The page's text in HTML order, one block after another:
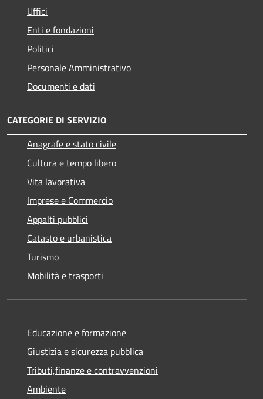
Uffici
Enti e fondazioni
Politici
Personale Amministrativo
Documenti e dati
CATEGORIE DI SERVIZIO
Anagrafe e stato civile
Cultura e tempo libero
Vita lavorativa
Imprese e Commercio
Appalti pubblici
Catasto e urbanistica
Turismo
Mobilità e trasporti
Educazione e formazione
Giustizia e sicurezza pubblica
Tributi,finanze e contravvenzioni
Ambiente